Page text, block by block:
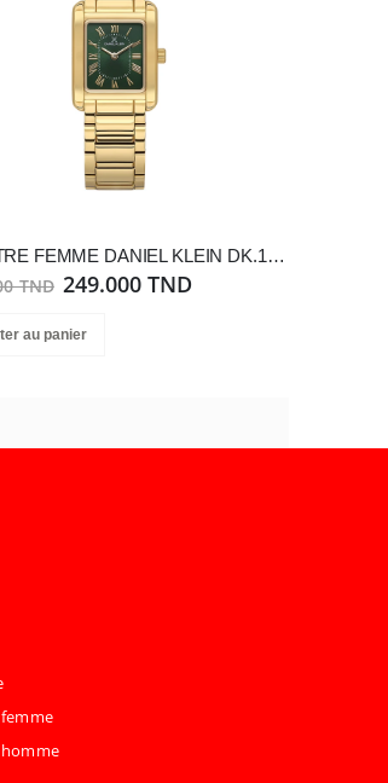
MONTRE FEMME DANIEL KLEIN DK.1.13923-5
TND 249.000 TND
au panier
femme
homme